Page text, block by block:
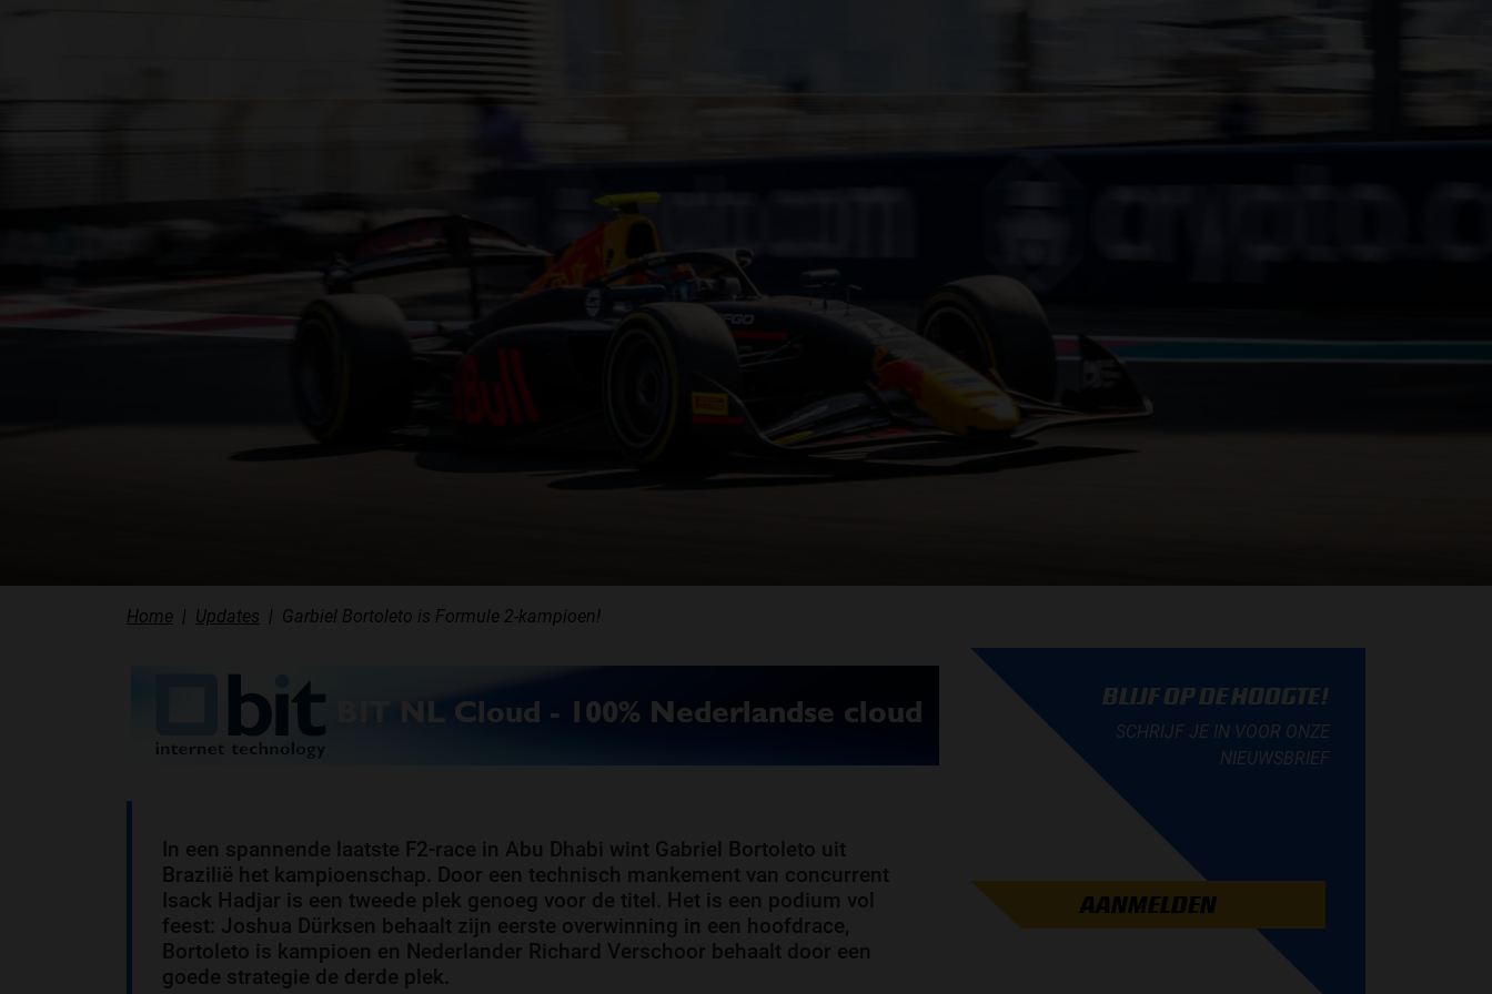
Home Updates Garbiel Bortoleto is Formule 2-kampioen!
In een spannende laatste F2-race in Abu Dhabi wint Gabriel Bortoleto uit
Brazilië het kampioenschap. Door een technisch mankement van concurrent
Isack Hadjar is een tweede plek genoeg voor de titel. Het is een podium vol
feest: Joshua Dürksen behaalt zijn eerste overwinning in een hoofdrace,
Bortoleto is kampioen en Nederlander Richard Verschoor behaalt door een
goede strategie de derde plek.
BLIJF OP DE HOOGTE!
SCHRIJF JE IN VOOR ONZE
NIEUWSBRIEF
AANMELDEN